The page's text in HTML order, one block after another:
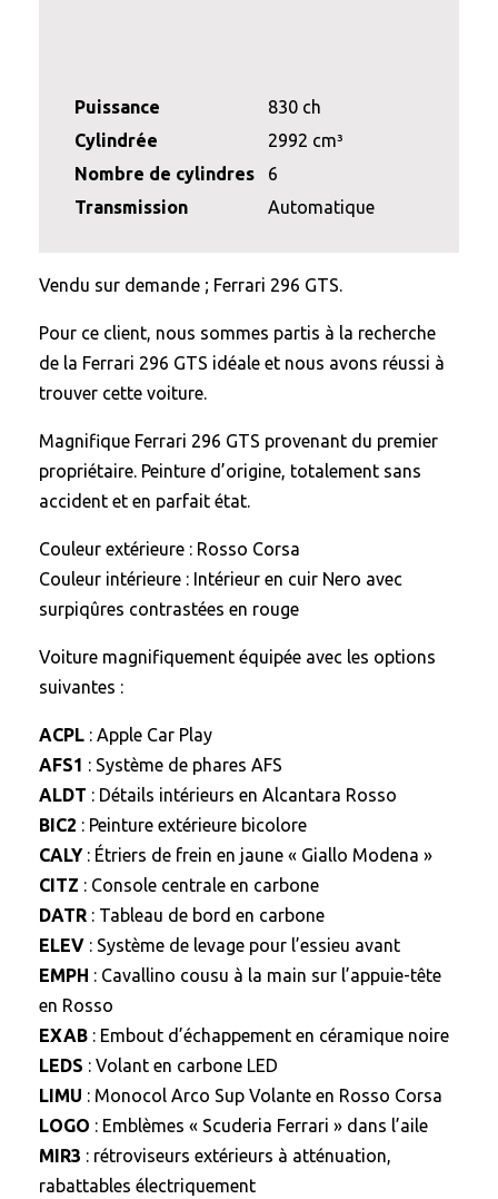
Puissance
830 ch
Cylindrée
2992 cm³
Nombre de cylindres
6
Transmission
Automatique
Vendu sur demande ; Ferrari 296 GTS.
Pour ce client, nous sommes partis à la recherche
de la Ferrari 296 GTS idéale et nous avons réussi à
trouver cette voiture.
Magnifique Ferrari 296 GTS provenant du premier
propriétaire. Peinture d’origine, totalement sans
accident et en parfait état.
Couleur extérieure : Rosso Corsa
Couleur intérieure : Intérieur en cuir Nero avec
surpiqûres contrastées en rouge
Voiture magnifiquement équipée avec les options
suivantes :
ACPL : Apple Car Play
AFS1 : Système de phares AFS
ALDT : Détails intérieurs en Alcantara Rosso
BIC2 : Peinture extérieure bicolore
CALY: Étriers de frein en jaune « Giallo Modena »
CITZ : Console centrale en carbone
DATR : Tableau de bord en carbone
ELEV : Système de levage pour l’essieu avant
EMPH : Cavallino cousu à la main sur l’appuie-tête
en Rosso
EXAB : Embout d’échappement en céramique noire
LEDS : Volant en carbone LED
LIMU : Monocol Arco Sup Volante en Rosso Corsa
LOGO : Emblèmes « Scuderia Ferrari » dans l’aile
MIR3 : rétroviseurs extérieurs à atténuation,
rabattables électriquement